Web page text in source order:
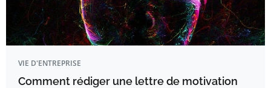
VIE D'ENTREPRISE
Comment rédiger une lettre de motivation